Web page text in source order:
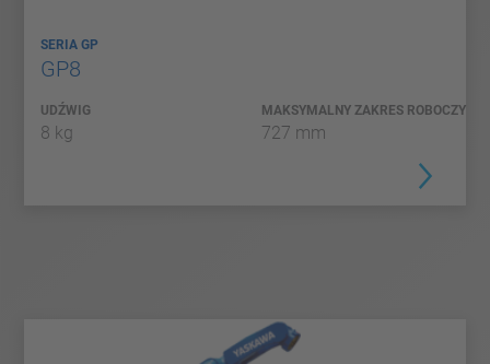
SERIA GP
GP8
UDŹWIG
8 kg
MAKSYMALNY ZAKRES ROBOCZY
727 mm